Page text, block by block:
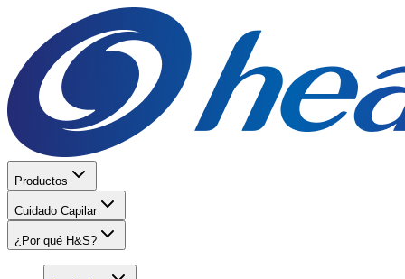
Productos
Cuidado Capilar
¿Por qué H&S?